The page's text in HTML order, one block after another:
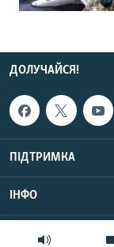
ДОЛУЧАЙСЯ!
ПІДТРИМКА
ІНФО